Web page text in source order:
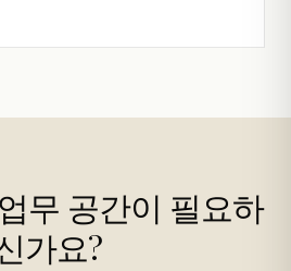
무 공간이 필요하
가요?